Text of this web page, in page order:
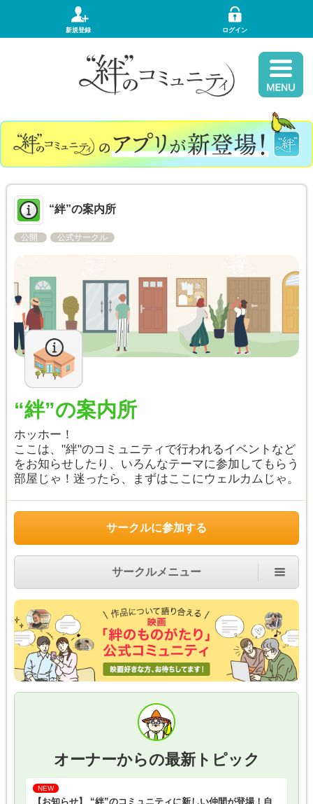
新規登録 ログイン
“絆”の案内所
公開 公式サークル
“絆”の案内所
ホッホー！
ここは、"絆"のコミュニティで行われるイベントなど
をお知らせしたり、いろんなテーマに参加してもらう
部屋じゃ！迷ったら、まずはここにウェルカムじゃ。
サークルに参加する
サークルメニュー
オーナーからの最新トピック
【お知らせ】 “絆”のコミュニティに新しい仲間が登場！自